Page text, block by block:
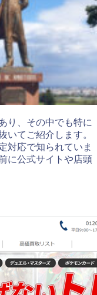
り、その中でも特に
いてご紹介します。
対応で知られていま
に公式サイトや店頭